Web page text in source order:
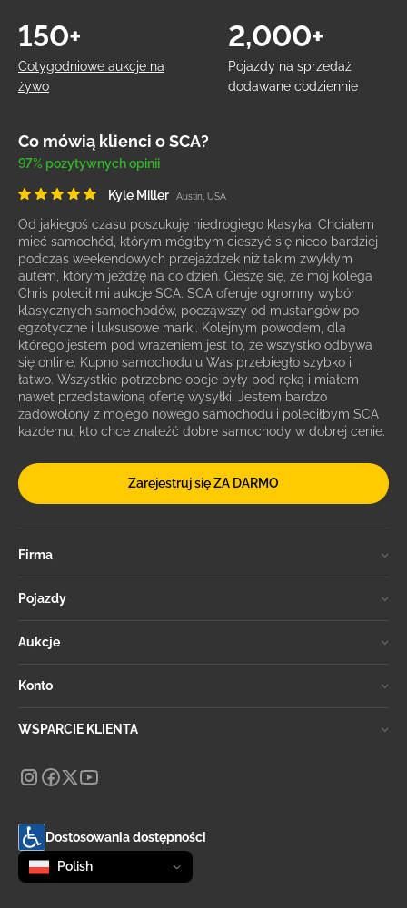
Cotygodniowe aukcje na
żywo
150+
Pojazdy na sprzedaż
dodawane codziennie
2,000+
Co mówią klienci o SCA?
97% pozytywnych opinii
Kyle Miller Austin, USA
Od jakiegoś czasu poszukuję niedrogiego klasyka. Chciałem
mieć samochód, którym mógłbym cieszyć się nieco bardziej
podczas weekendowych przejażdżek niż takim zwykłym
autem, którym jeżdżę na co dzień. Cieszę się, że mój kolega
Chris polecił mi aukcje SCA. SCA oferuje ogromny wybór
klasycznych samochodów, począwszy od mustangów po
egzotyczne i luksusowe marki. Kolejnym powodem, dla
którego jestem pod wrażeniem jest to, że wszystko odbywa
się online. Kupno samochodu u Was przebiegło szybko i
łatwo. Wszystkie potrzebne opcje były pod ręką i miałem
nawet przedstawioną ofertę wysyłki. Jestem bardzo
zadowolony z mojego nowego samochodu i poleciłbym SCA
każdemu, kto chce znaleźć dobre samochody w dobrej cenie.
Zarejestruj się ZA DARMO
Firma
Pojazdy
Aukcje
Konto
WSPARCIE KLIENTA
Dostosowania dostępności
Zmień język
selected
Polish